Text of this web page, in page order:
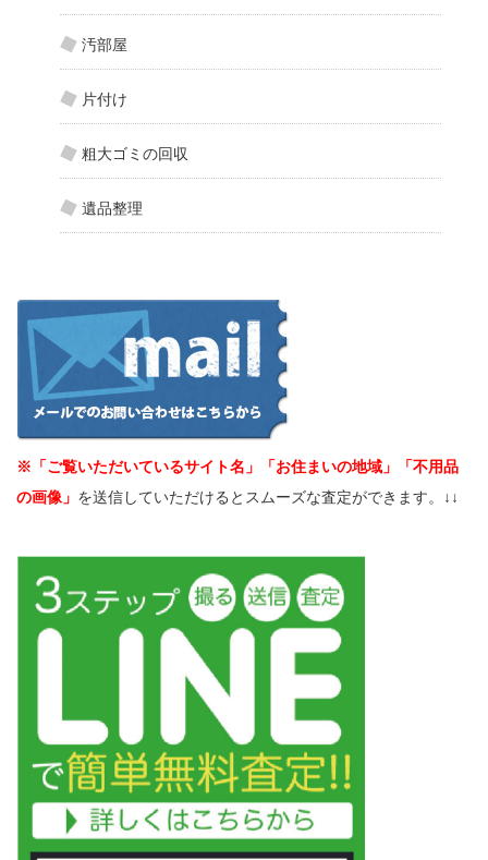
汚部屋
片付け
粗大ゴミの回収
遺品整理
※「ご覧いただいているサイト名」「お住まいの地域」「不用品
の画像」 を送信していただけるとスムーズな査定ができます。↓↓